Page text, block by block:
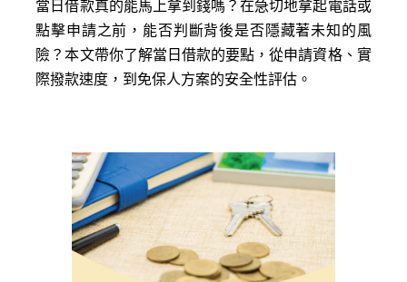
當日借款真的能馬上拿到錢嗎？在急切地拿起電話或
點擊申請之前，能否判斷背後是否隱藏著未知的風
險？本文帶你了解當日借款的要點，從申請資格、實
際撥款速度，到免保人方案的安全性評估。